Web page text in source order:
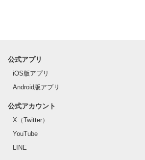
公式アプリ
iOS版アプリ
Android版アプリ
公式アカウント
X（Twitter）
YouTube
LINE